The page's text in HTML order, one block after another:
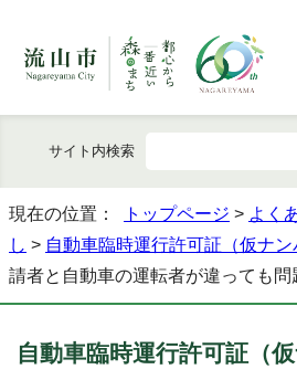
サイト内検索
現在の位置： トップページ > よく
し > 自動車臨時運行許可証（仮ナン
請者と自動車の運転者が違っても問
自動車臨時運行許可証（